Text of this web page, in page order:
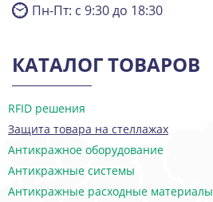
Пн-Пт: с 9:30 до 18:30
КАТАЛОГ ТОВАРОВ
RFID решения
Защита товара на стеллажах
Антикражное оборудование
Антикражные системы
Антикражные расходные материалы